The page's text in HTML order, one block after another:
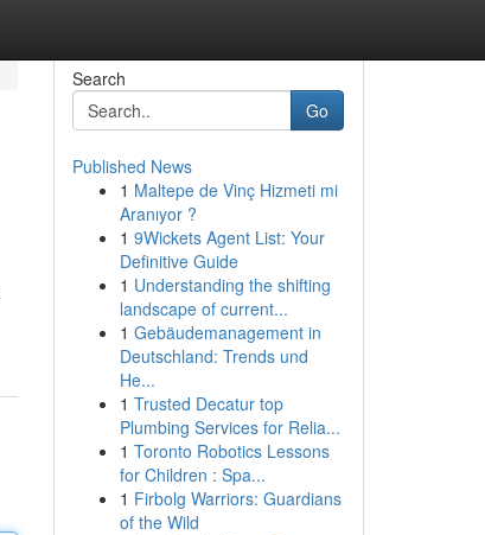
Search
Go
Published News
1 Maltepe de Vinç Hizmeti mi
Aranıyor ?
1 9Wickets Agent List: Your
Definitive Guide
1 Understanding the shifting
landscape of current...
1 Gebäudemanagement in
Deutschland: Trends und
He...
1 Trusted Decatur top
Plumbing Services for Relia...
1 Toronto Robotics Lessons
for Children : Spa...
1 Firbolg Warriors: Guardians
of the Wild